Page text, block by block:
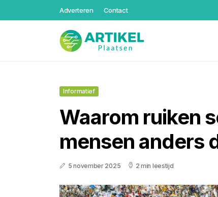
Adverteren Contact
Informatief
Waarom ruiken
mensen anders
5 november 2025 2 min leestijd